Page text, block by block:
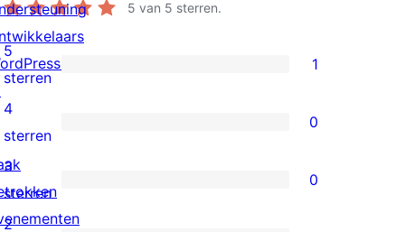
5 van 5 sterren.
1
5
ster
beoordeling
5
sterren
1
0
4
sterren
beoordelingen
4
sterren
0
0
3
3
sterren
0
2